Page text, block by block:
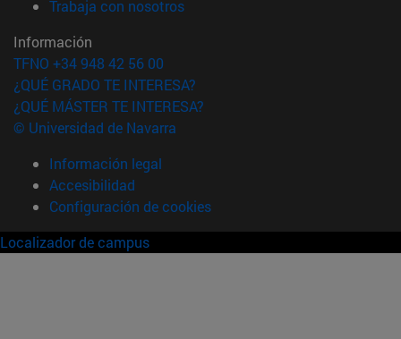
Trabaja con nosotros(abre en nueva ventana)
Información
TFNO +34 948 42 56 00
¿QUÉ GRADO TE INTERESA?
¿QUÉ MÁSTER TE INTERESA?
© Universidad de Navarra
Información legal
Accesibilidad
Configuración de cookies
Localizador de campus